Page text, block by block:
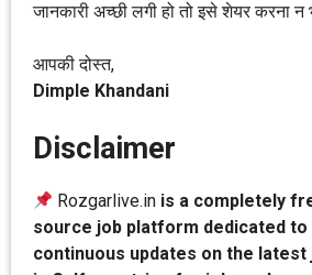
जानकारी अच्छी लगी हो तो इसे शेयर करना
आपकी दोस्त,
Dimple Khandani
Disclaimer
Rozgarlive.in is a completely
source job platform dedicated to
continuous updates on the